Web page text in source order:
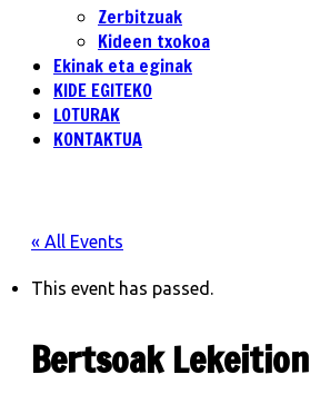
Zerbitzuak
Kideen txokoa
Ekinak eta eginak
KIDE EGITEKO
LOTURAK
KONTAKTUA
« All Events
This event has passed.
Bertsoak Lekeition